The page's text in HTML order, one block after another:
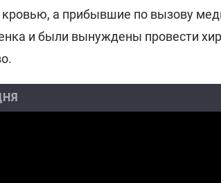
кровью, а прибывшие по вызову
и были вынуждены провести